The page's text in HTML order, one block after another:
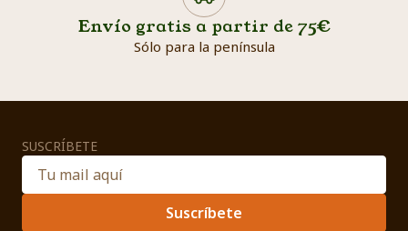
Envío gratis a partir de 75€
Sólo para la península
SUSCRÍBETE
Suscríbete